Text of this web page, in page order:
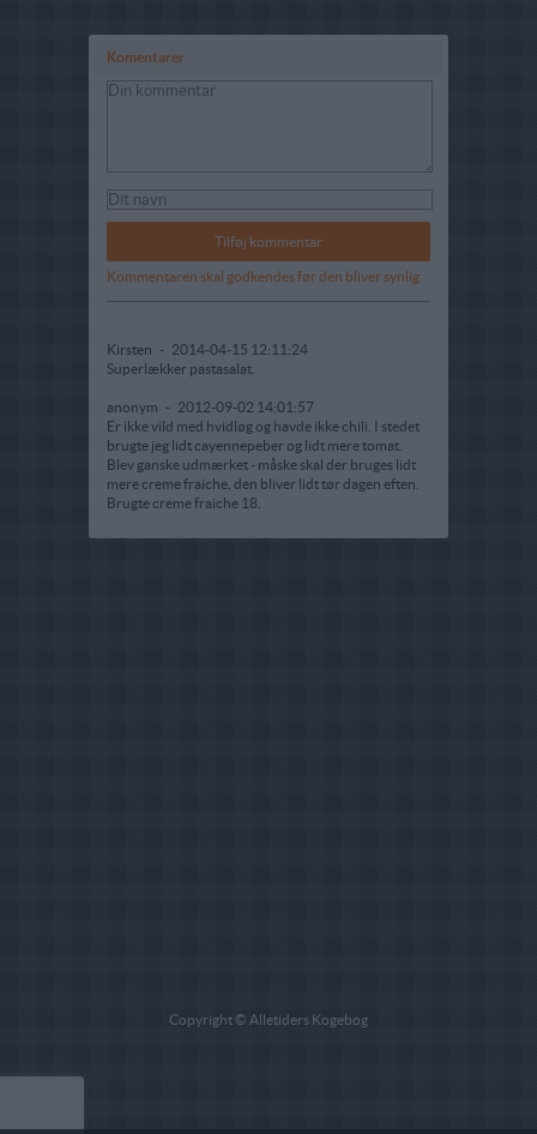
Komentarer
Kommentaren skal godkendes før den bliver synlig
Kirsten - 2014-04-15 12:11:24
Superlækker pastasalat.
anonym - 2012-09-02 14:01:57
Er ikke vild med hvidløg og havde ikke chili. I stedet
brugte jeg lidt cayennepeber og lidt mere tomat.
Blev ganske udmærket - måske skal der bruges lidt
mere creme fraiche, den bliver lidt tør dagen eften.
Brugte creme fraiche 18.
Copyright © Alletiders Kogebog